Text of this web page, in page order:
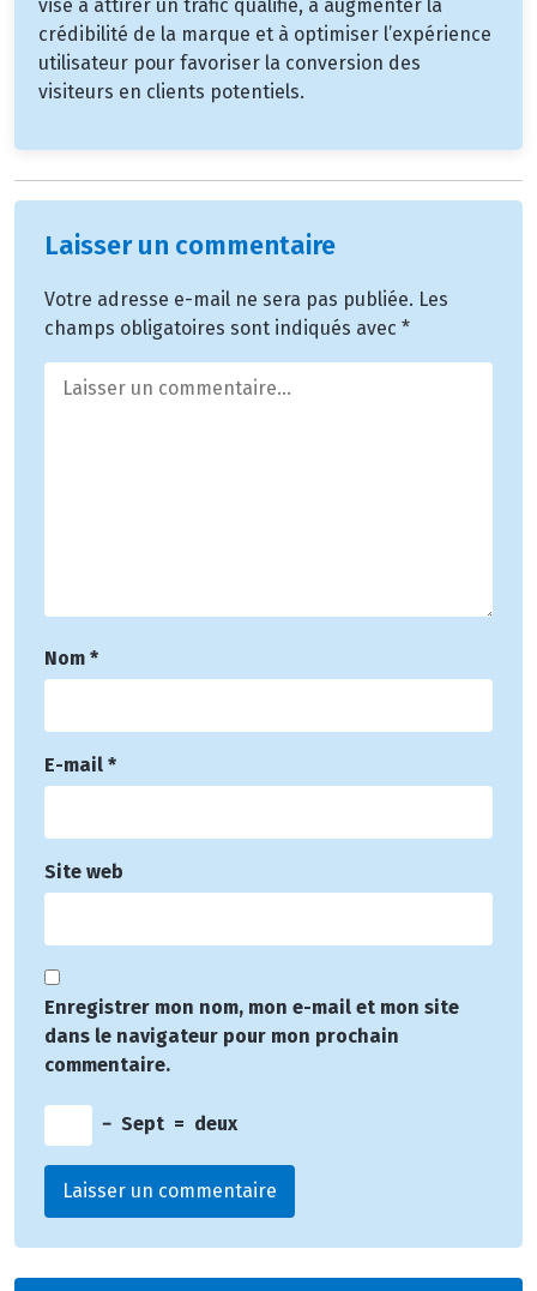
vise à attirer un trafic qualifié, à augmenter la
crédibilité de la marque et à optimiser l’expérience
utilisateur pour favoriser la conversion des
visiteurs en clients potentiels.
Laisser un commentaire
Votre adresse e-mail ne sera pas publiée. Les
champs obligatoires sont indiqués avec *
Nom *
E-mail *
Site web
Enregistrer mon nom, mon e-mail et mon site
dans le navigateur pour mon prochain
commentaire.
− Sept = deux